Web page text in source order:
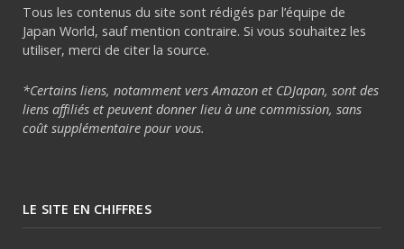
Tous les contenus du site sont rédigés par l’équipe de
Japan World, sauf mention contraire. Si vous souhaitez les
utiliser, merci de citer la source.
*Certains liens, notamment vers Amazon et CDJapan, sont des
liens affiliés et peuvent donner lieu à une commission, sans
coût supplémentaire pour vous.
LE SITE EN CHIFFRES